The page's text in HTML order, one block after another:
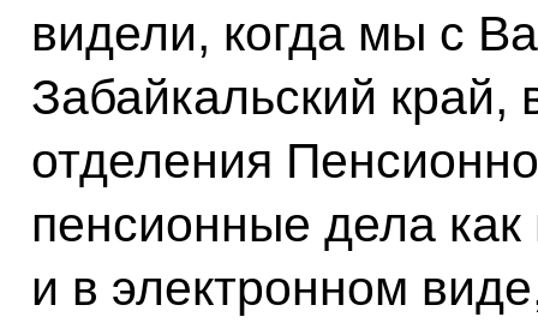
видели, когда мы с
Забайкальский край,
отделения
пенсионные дела
и в электронном